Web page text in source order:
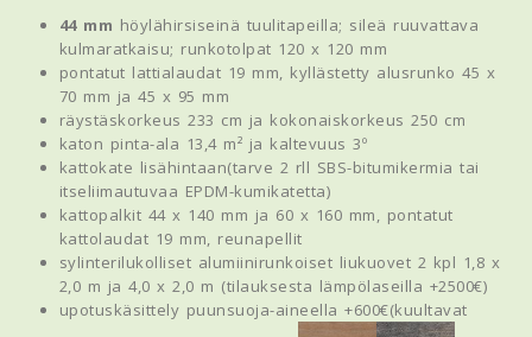
44 mm höylähirsiseinä tuulitapeilla; sileä ruuvattava
kulmaratkaisu; runkotolpat 120 x 120 mm
pontatut lattialaudat 19 mm, kyllästetty alusrunko 45 x
70 mm ja 45 x 95 mm
räystäskorkeus 233 cm ja kokonaiskorkeus 250 cm
katon pinta-ala 13,4 m² ja kaltevuus 3º
kattokate lisähintaan(tarve 2 rll SBS-bitumikermia tai
itseliimautuvaa EPDM-kumikatetta)
kattopalkit 44 x 140 mm ja 60 x 160 mm, pontatut
kattolaudat 19 mm, reunapellit
sylinterilukolliset alumiinirunkoiset liukuovet 2 kpl 1,8 x
2,0 m ja 4,0 x 2,0 m (tilauksesta lämpölaseilla +2500€)
upotuskäsittely puunsuoja-aineella +600€(kuultavat